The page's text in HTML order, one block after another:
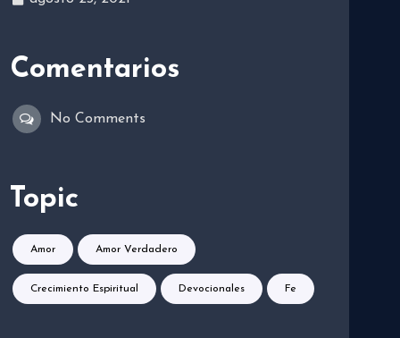
Comentarios
No Comments
Topic
Amor Amor Verdadero
Crecimiento Espiritual Devocionales Fe